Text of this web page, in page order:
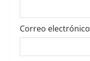
Correo electrónico